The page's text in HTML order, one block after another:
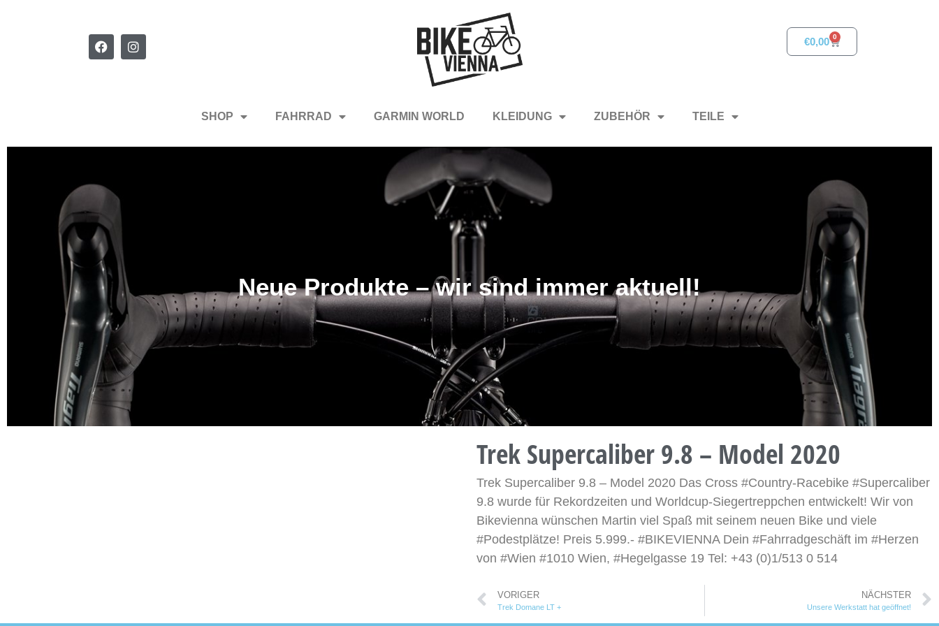
€0,00 0
SHOP FAHRRAD GARMIN WORLD KLEIDUNG ZUBEHÖR TEILE
Neue Produkte – wir sind immer aktuell!
Trek Supercaliber 9.8 – Model 2020
Trek Supercaliber 9.8 – Model 2020 Das Cross #Country-Racebike #Supercaliber
9.8 wurde für Rekordzeiten und Worldcup-Siegertreppchen entwickelt! Wir von
Bikevienna wünschen Martin viel Spaß mit seinem neuen Bike und viele
#Podestplätze! Preis 5.999.- #BIKEVIENNA Dein #Fahrradgeschäft im #Herzen
von #Wien #1010 Wien, #Hegelgasse 19 Tel: +43 (0)1/513 0 514
VORIGER
Trek Domane LT +
NÄCHSTER
Unsere Werkstatt hat geöffnet!